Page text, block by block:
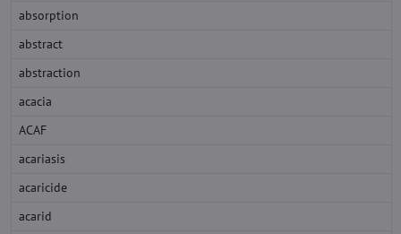
absorption
abstract
abstraction
acacia
ACAF
acariasis
acaricide
acarid